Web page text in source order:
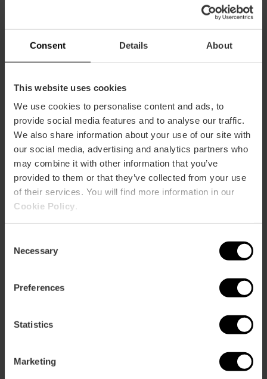
Consent Details About
This website uses cookies
We use cookies to personalise content and ads, to
provide social media features and to analyse our traffic.
We also share information about your use of our site with
our social media, advertising and analytics partners who
may combine it with other information that you’ve
provided to them or that they’ve collected from your use
of their services. You will find more information in our
Cookie Policy
Selection
Necessary
Preferences
Statistics
Marketing
Hoces del Cabriel: rutas de senderismo
Hacer senderismo en las Hoces del Cabriel
Ahí van algunas rutas con su duración y dificultad para
Cuchillares de Contreras
– Parque Natural de las
– Mirador de Peñas Blancas
dificultad fácil, 1:40 h, 6,02 km.
— circular desde Hervideros de Cofrentes: dificultad